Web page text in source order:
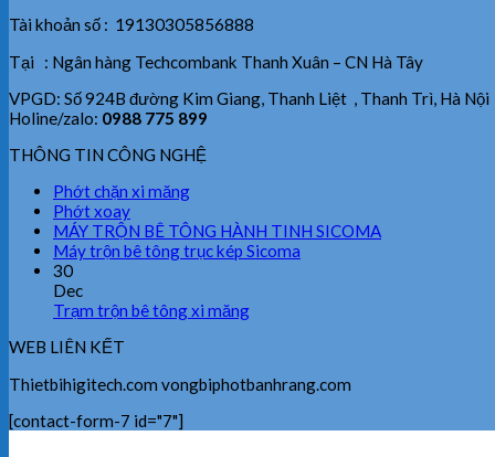
Tài khoản số : 19130305856888
Tại : Ngân hàng Techcombank Thanh Xuân – CN Hà Tây
VPGD: Số 924B đường Kim Giang, Thanh Liệt , Thanh Trì, Hà Nội
Holine/zalo: 0988 775 899
THÔNG TIN CÔNG NGHỆ
Phớt chặn xi măng
Phớt xoay
MÁY TRỘN BÊ TÔNG HÀNH TINH SICOMA
Máy trộn bê tông trục kép Sicoma
30
Dec
Trạm trộn bê tông xi măng
WEB LIÊN KẾT
Thietbihigitech.com vongbiphotbanhrang.com
[contact-form-7 id="7"]